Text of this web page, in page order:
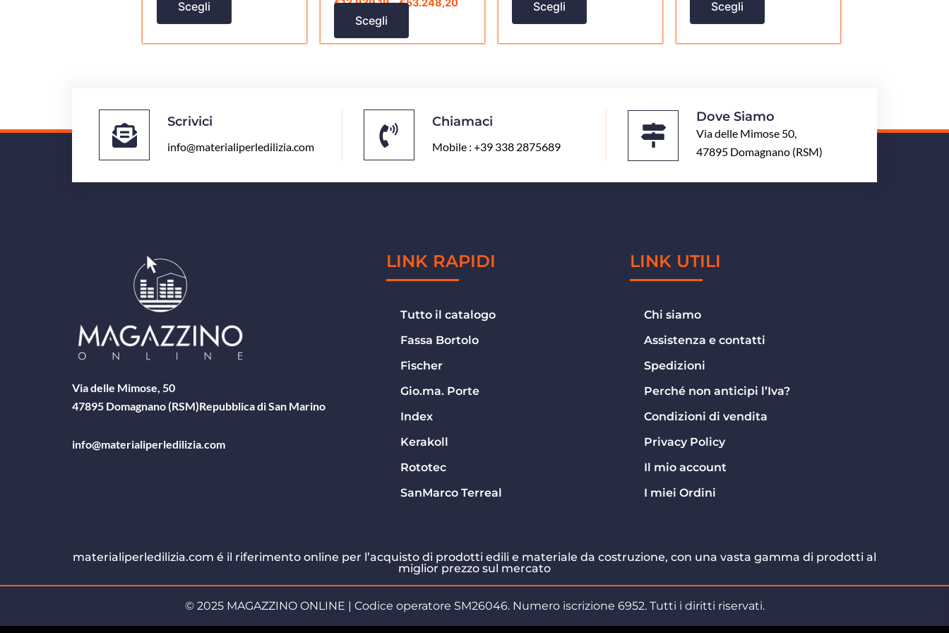
Scegli €13.939,19–€53.248,20
Scegli
Scegli Scegli
Scrivici
info@materialiperledilizia.com
Chiamaci
Mobile : +39 338 2875689
Dove Siamo
Via delle Mimose 50,
47895 Domagnano (RSM)
Via delle Mimose, 50
47895 Domagnano (RSM)Repubblica di San Marino
info@materialiperledilizia.com
LINK RAPIDI
Tutto il catalogo
Fassa Bortolo
Fischer
Gio.ma. Porte
Index
Kerakoll
Rototec
SanMarco Terreal
LINK UTILI
Chi siamo
Assistenza e contatti
Spedizioni
Perché non anticipi l’Iva?
Condizioni di vendita
Privacy Policy
Il mio account
I miei Ordini
materialiperledilizia.com é il riferimento online per l’acquisto di prodotti edili e materiale da costruzione, con una vasta gamma di prodotti al
miglior prezzo sul mercato
© 2025 MAGAZZINO ONLINE | Codice operatore SM26046. Numero iscrizione 6952. Tutti i diritti riservati.